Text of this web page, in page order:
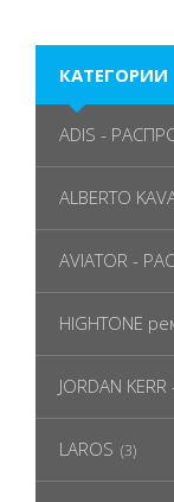
КАТЕГОРИИ
ADIS -
ALBERTO
AVIATOR -
HIGHTONE
JORDAN
LAROS (3)